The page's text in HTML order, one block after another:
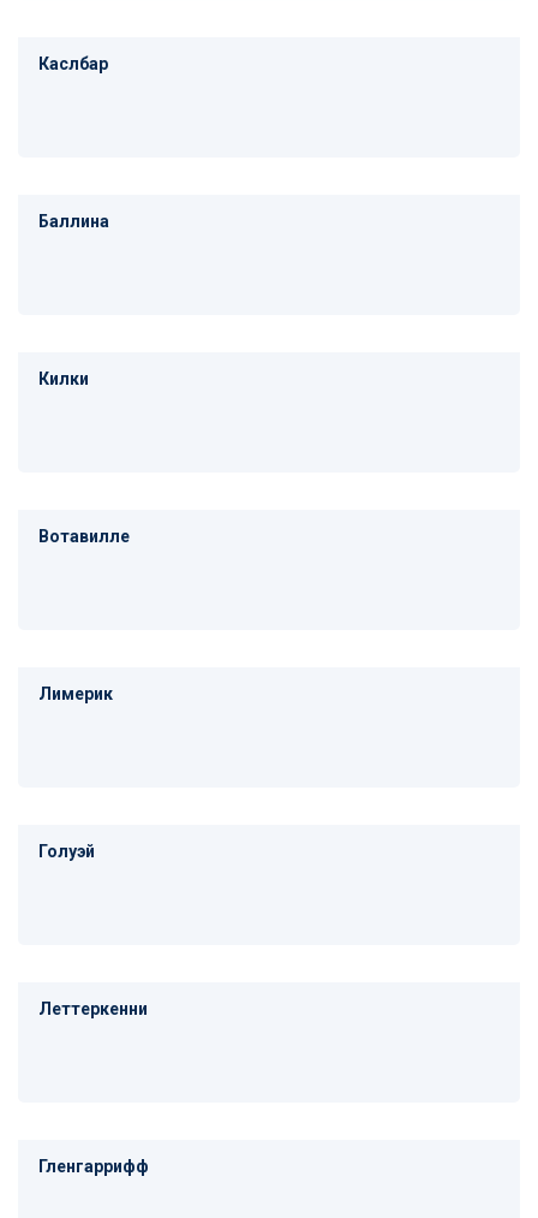
Каслбар
Баллина
Килки
Вотавилле
Лимерик
Голуэй
Леттеркенни
Гленгаррифф